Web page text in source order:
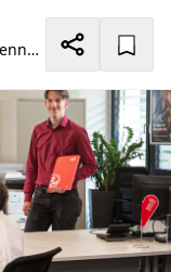
WIENER STÄDTISCHE Versicherung AG Vienna Insurance Group